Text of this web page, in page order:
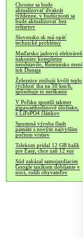
Chrome sa bude
aktualizovať dvakrát
týždenne, v budúcnosti sa
bude aktualizovať bez
reštartov
Slovensko.sk má opäť
technické problémy
Maďarsko jadrovú elektráreň
nakoniec kompletne
neodstavilo, Rumunsko mení
tok Dunaja
Železnice znižujú kvôli teplu
rýchlosť iba na 50 km/h,
spôsobuje to meškanie
V Poľsku spustili takmer
gigawatthodinové úložisko,
z LiFePO4 článkov
Spustená výroba flash
pamäte s novým najvyšším
počtom vrstiev
Telekom pridal 12 GB balík
pre Easy, chce zaň 12 eur
Súd zakázal samojazdiacim
Google taxíkom dobíjanie v
noci, rušili obyvateľov